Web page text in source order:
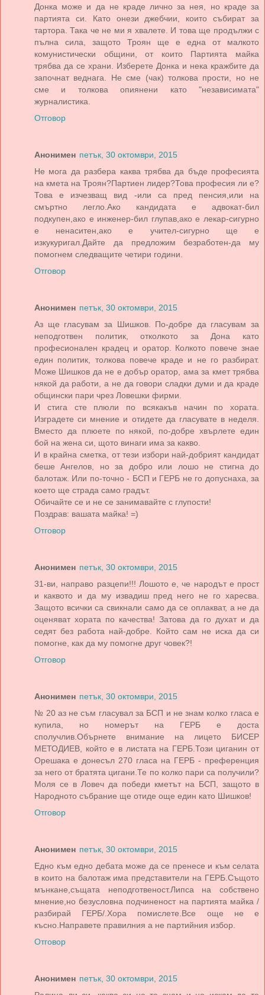
Донка може и да не краде лично за нея, но краде за
партията си. Като онези джебчии, които събират за
тартора. Така че не ми я хвалете. И това ще продължи с
пълна сила, защото Троян ще е една от малкото
комунистически общини, от които Партията майка
трябва да се храни. Изберете Донка и нека кражбите да
започнат веднага. Не сме (чак) толкова прости, но не
сме и толкова опиянени като "независимата"
журналистика.
Отговор
Анонимен петък, 30 октомври, 2015
Не мога да разбера каква трябва да бъде професията
на кмета на Троян?Партиен лидер?Това професия ли е?
Това е изчезващ вид -или са пред пенсия,или на
смъртно легло.Ако кандидата е адвокат-бил
подкупен,ако е инженер-бил глупав,ако е лекар-сигурно
е ненаситен,ако е учител-сигурно ще е
изкукуригал.Дайте да предложим безработен-да му
помогнем следващите четири години.
Отговор
Анонимен петък, 30 октомври, 2015
Аз ще гласувам за Шишков. По-добре да гласувам за
неподготвен политик, отколкото за Дона като
професионален крадец и оратор. Колкото повече знае
един политик, толкова повече краде и не го разбират.
Може Шишков да не е добър оратор, ама за кмет трябва
някой да работи, а не да говори сладки думи и да краде
общински пари чрез Ловешки фирми.
И стига сте плюли по всякакъв начин по хората.
Изградете си мнение и отидете да гласувате в неделя.
Вместо да плюете по някой, по-добре хвърлете един
бой на жена си, щото винаги има за какво.
И в крайна сметка, от тези избори най-добрият кандидат
беше Ангелов, но за добро или лошо не стигна до
балотаж. Или по-точно - БСП и ГЕРБ не го допуснаха, за
което ще страда само градът.
Обичайте се и не се занимавайте с глупости!
Поздрав: вашата майка! =)
Отговор
Анонимен петък, 30 октомври, 2015
31-ви, направо разцепи!!! Лошото е, че народът е прост
и каквото и да му извадиш пред него не го харесва.
Защото всички са свикнали само да се оплакват, а не да
оценяват хората по качества! Затова да го духат и да
седят без работа най-добре. Който сам не иска да си
помогне, как да му помогне друг човек?!
Отговор
Анонимен петък, 30 октомври, 2015
№ 20 аз не съм гласувал за БСП и не знам колко гласа е
купила, но номерът на ГЕРБ е доста
сполучлив.Обърнете внимание на лицето БИСЕР
МЕТОДИЕВ, който е в листата на ГЕРБ.Този циганин от
Орешака е донесъл 270 гласа на ГЕРБ - преференция
за него от братята цигани.Те по колко пари са получили?
Моля се в Ловеч да победи кметът на БСП, защото в
Народното събрание ще отиде още един като Шишков!
Отговор
Анонимен петък, 30 октомври, 2015
Едно към едно дебата може да се пренесе и към селата
в които на балотаж има представители на ГЕРБ.Същото
мънкане,същата неподготвеност.Липса на собствено
мнение,но безусловна подчиненост на партията майка /
разбирай ГЕРБ/.Хора помислете.Все още не е
късно.Направете правилния а не партийния избор.
Отговор
Анонимен петък, 30 октомври, 2015